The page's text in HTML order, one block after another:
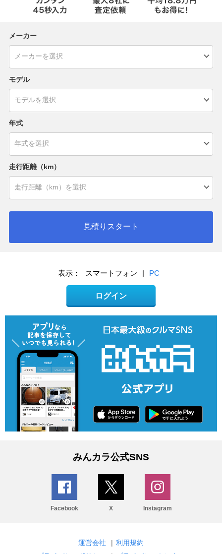
メーカー
モデル
年式
走行距離（km）
見積りスタート
表示： スマートフォン | PC
ログイン
みんカラ公式SNS
Facebook X Instagram
運営会社 | 利用規約